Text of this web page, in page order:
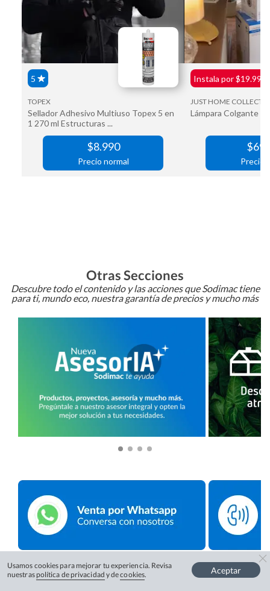
Otras Secciones
Descubre todo el contenido y las acciones que Sodimac tiene
para ti, mundo eco, nuestra garantía de precios y mucho más
Usamos cookies para mejorar tu experiencia. Revisa
nuestras política de privacidad y decookies. Aceptar